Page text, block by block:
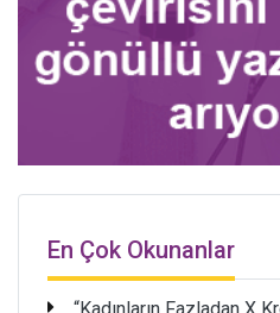
En Çok Okunanlar